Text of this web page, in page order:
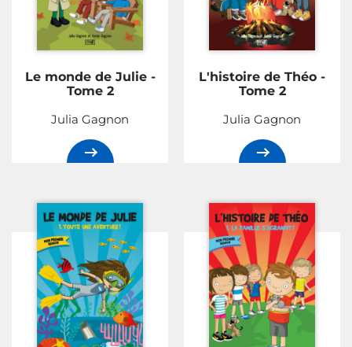
Le monde de Julie -
Tome 2
Julia Gagnon
L'histoire de Théo -
Tome 2
Julia Gagnon